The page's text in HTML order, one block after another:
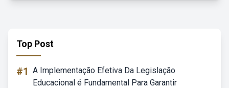
Top Post
#1 A Implementação Efetiva Da Legislação
Educacional é Fundamental Para Garantir